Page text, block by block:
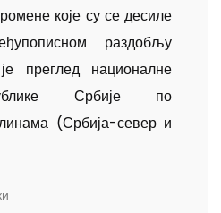
које су се десиле
раздобљу
преглед националне
Србије по
(Србија-север и